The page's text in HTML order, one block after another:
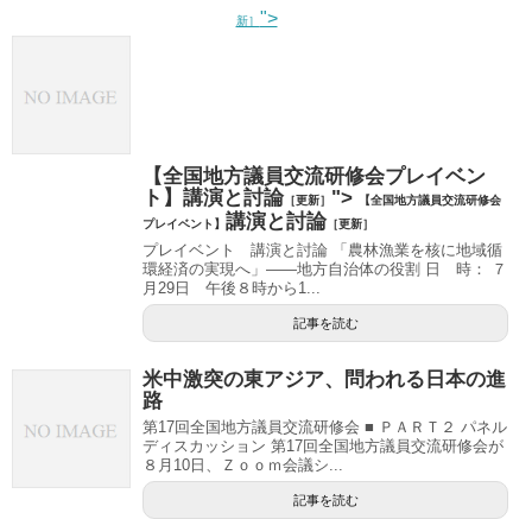
新］ ">
【全国地方議員交流研修会プレイベン
ト】講演と討論［更新］ ">
【全国地方議員交流研修会
プレイベント】 講演と討論［更新］
プレイベント 講演と討論 「農林漁業を核に地域循
環経済の実現へ」――地方自治体の役割 日 時： ７
月29日 午後８時から1...
記事を読む
米中激突の東アジア、問われる日本の進
路
第17回全国地方議員交流研修会 ■ ＰＡＲＴ２ パネル
ディスカッション 第17回全国地方議員交流研修会が
８月10日、Ｚｏｏｍ会議シ...
記事を読む